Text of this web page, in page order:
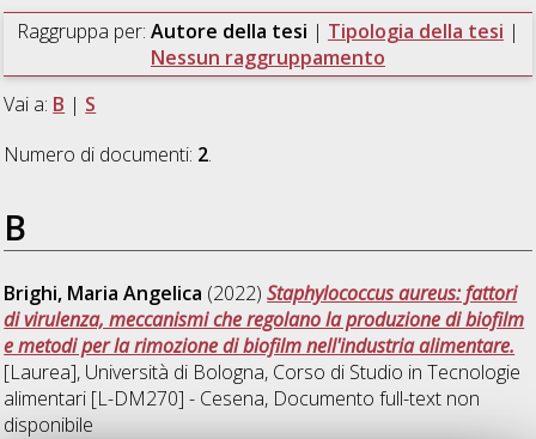
Raggruppa per: Autore della tesi | Tipologia della tesi |
Nessun raggruppamento
Vai a: B | S
Numero di documenti: 2.
B
Brighi, Maria Angelica (2022)Staphylococcus aureus: fattori
di virulenza, meccanismi che regolano la produzione di biofilm
e metodi per la rimozione di biofilm nell'industria alimentare.
[Laurea], Università di Bologna, Corso di Studio inTecnologie
alimentari [L-DM270] - Cesena, Documento full-text non
disponibile